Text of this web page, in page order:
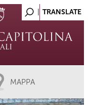
MAPPA